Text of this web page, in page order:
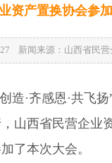
资产置换协会参
新闻来源：山西省民
造·齐感恩·共飞
山西省民营企业
了本次大会。